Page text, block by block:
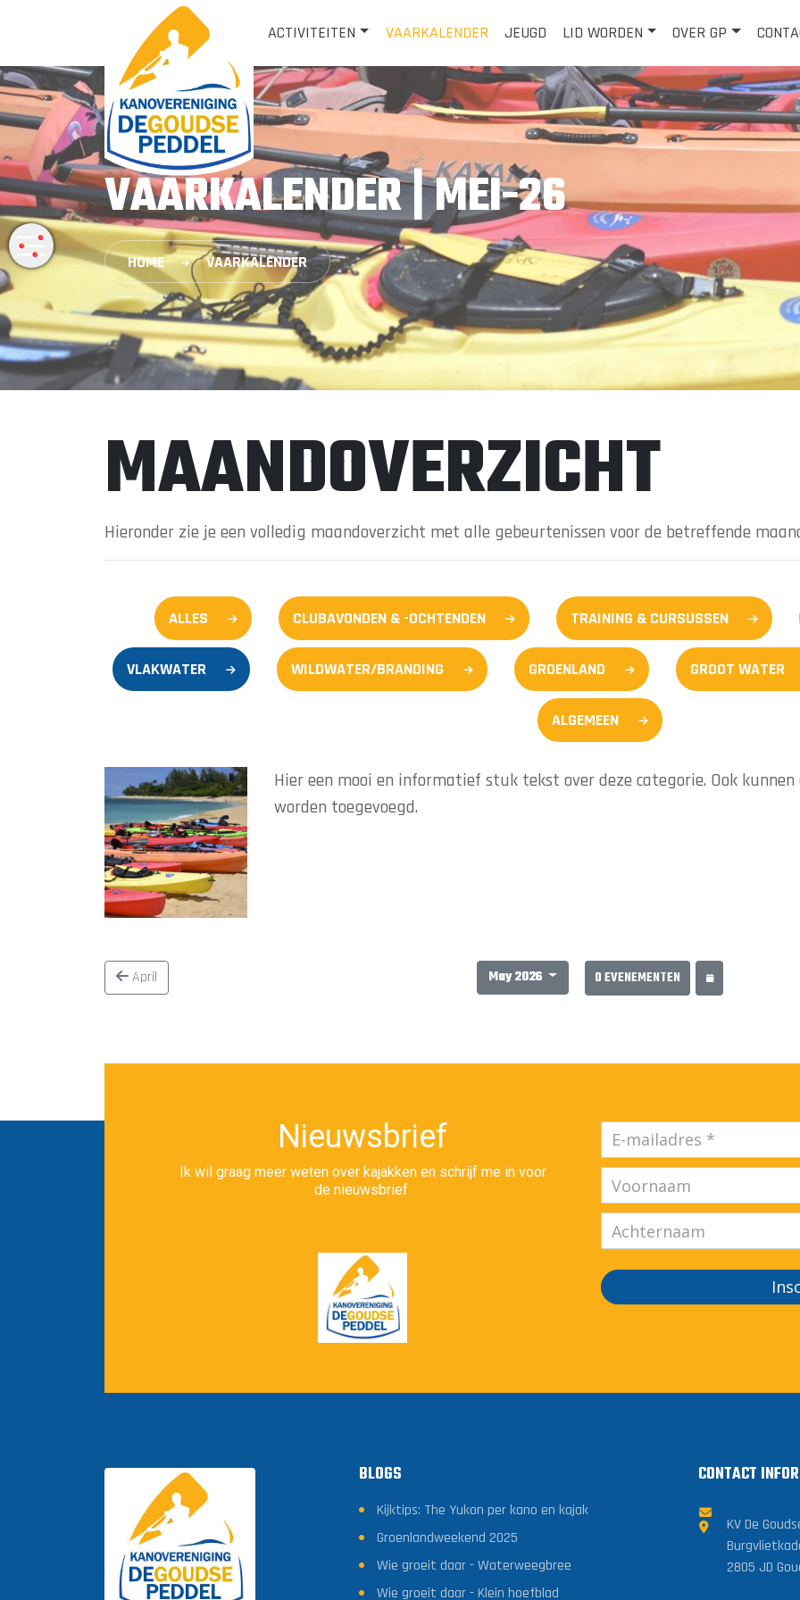
ACTIVITEITEN VAARKALENDER JEUGD LID WORDEN OVER GP
VAARKALENDER | MEI-26
HOME VAARKALENDER
MAANDOVERZICHT
Hieronder zie je een volledig maandoverzicht met alle gebeurtenissen voor de betreffende
ALLES CLUBAVONDEN & -OCHTENDEN TRAINING & CURSUSSEN
VLAKWATER WILDWATER/BRANDING GROENLAND GROOT WATER
ALGEMEEN
Hier een mooi en informatief stuk tekst over deze categorie. Ook
worden toegevoegd.
April May 2026 0 EVENEMENTEN
Nieuwsbrief
Ik wil graag meer weten over kajakken en schrijf me in voor
de nieuwsbrief.
BLOGS
Kijktips: The Yukon per kano en kajak
Groenlandweekend 2025
Wie groeit daar - Waterweegbree
Wie groeit daar - Klein hoefblad
CONTACT
KV De
2805 JD